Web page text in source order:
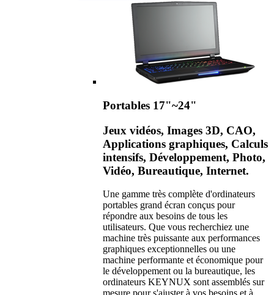
Portables 17"~24"
Jeux vidéos, Images 3D, CAO,
Applications graphiques, Calculs
intensifs, Développement, Photo,
Vidéo, Bureautique, Internet.
Une gamme très complète d'ordinateurs
portables grand écran conçus pour
répondre aux besoins de tous les
utilisateurs. Que vous recherchiez une
machine très puissante aux performances
graphiques exceptionnelles ou une
machine performante et économique pour
le développement ou la bureautique, les
ordinateurs KEYNUX sont assemblés sur